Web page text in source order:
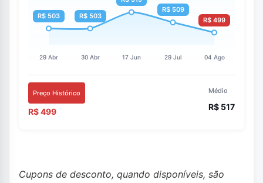
Preço Histórico
R$ 499
Médio
R$ 517
Cupons de desconto, quando disponíveis, são